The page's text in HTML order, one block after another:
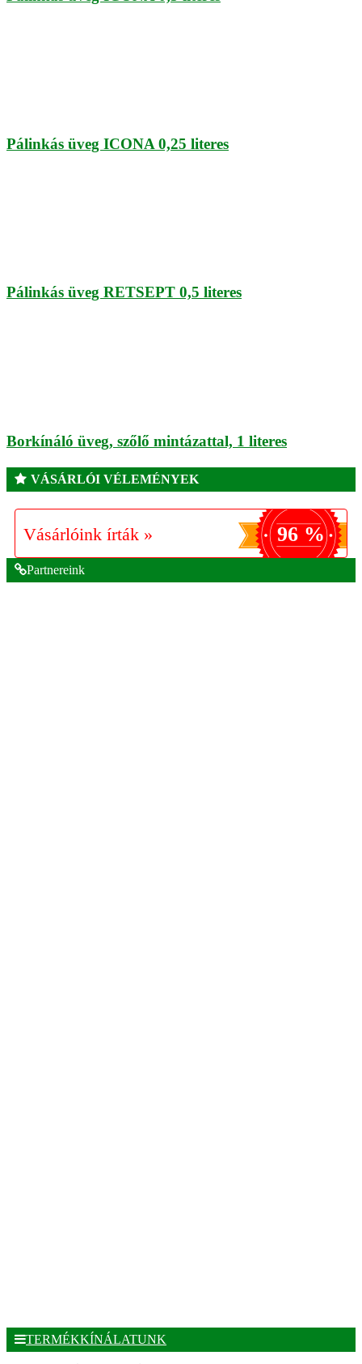
Pálinkás üveg ICONA 0,25 literes
Pálinkás üveg RETSEPT 0,5 literes
Borkínáló üveg, szőlő mintázattal, 1 literes
VÁSÁRLÓI VÉLEMÉNYEK
Vásárlóink írták » 96 %
Partnereink
TERMÉKKÍNÁLATUNK